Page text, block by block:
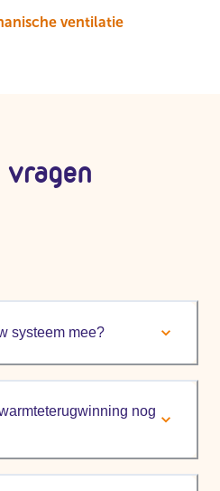
ventilatie
systeem mee?
nog